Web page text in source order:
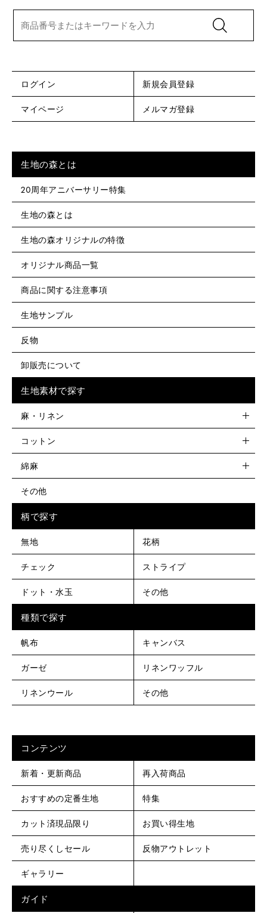
ログイン 新規会員登録
マイページ メルマガ登録
生地の森とは
20周年アニバーサリー特集
生地の森とは
生地の森オリジナルの特徴
オリジナル商品一覧
商品に関する注意事項
生地サンプル
反物
卸販売について
生地素材で探す
麻・リネン
コットン
綿麻
その他
柄で探す
無地 花柄
チェック ストライプ
ドット・水玉 その他
種類で探す
帆布 キャンバス
ガーゼ リネンワッフル
リネンウール その他
コンテンツ
新着・更新商品 再入荷商品
おすすめの定番生地 特集
カット済現品限り お買い得生地
売り尽くしセール 反物アウトレット
ギャラリー
ガイド